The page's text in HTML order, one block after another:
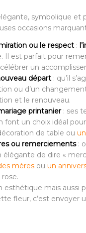
symbolique et
occasions
ou le respect:
Il est parfait pour
un
départ: qu’il
ou d’un
et le renouveau.
printanier: ses
font un choix idéal
de table ou
ou remerciements:
élégante de dire «
mères ou un
mais aussi
fleur, c’est envoyer